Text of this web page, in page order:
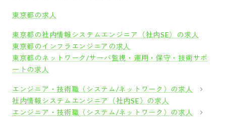
東京都の求人
東京都の社内情報システムエンジニア（社内SE）の求人
東京都のインフラエンジニアの求人
東京都のネットワーク/サーバ監視・運用・保守・技術サポ
ートの求人
エンジニア・技術職（システム/ネットワーク）の求人
社内情報システムエンジニア（社内SE）の求人
エンジニア・技術職（システム/ネットワーク）の求人